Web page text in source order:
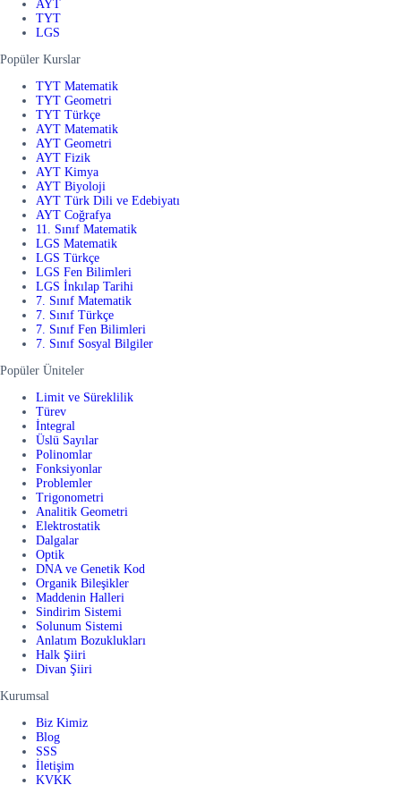
AYT
TYT
LGS
Popüler Kurslar
TYT Matematik
TYT Geometri
TYT Türkçe
AYT Matematik
AYT Geometri
AYT Fizik
AYT Kimya
AYT Biyoloji
AYT Türk Dili ve Edebiyatı
AYT Coğrafya
11. Sınıf Matematik
LGS Matematik
LGS Türkçe
LGS Fen Bilimleri
LGS İnkılap Tarihi
7. Sınıf Matematik
7. Sınıf Türkçe
7. Sınıf Fen Bilimleri
7. Sınıf Sosyal Bilgiler
Popüler Üniteler
Limit ve Süreklilik
Türev
İntegral
Üslü Sayılar
Polinomlar
Fonksiyonlar
Problemler
Trigonometri
Analitik Geometri
Elektrostatik
Dalgalar
Optik
DNA ve Genetik Kod
Organik Bileşikler
Maddenin Halleri
Sindirim Sistemi
Solunum Sistemi
Anlatım Bozuklukları
Halk Şiiri
Divan Şiiri
Kurumsal
Biz Kimiz
Blog
SSS
İletişim
KVKK